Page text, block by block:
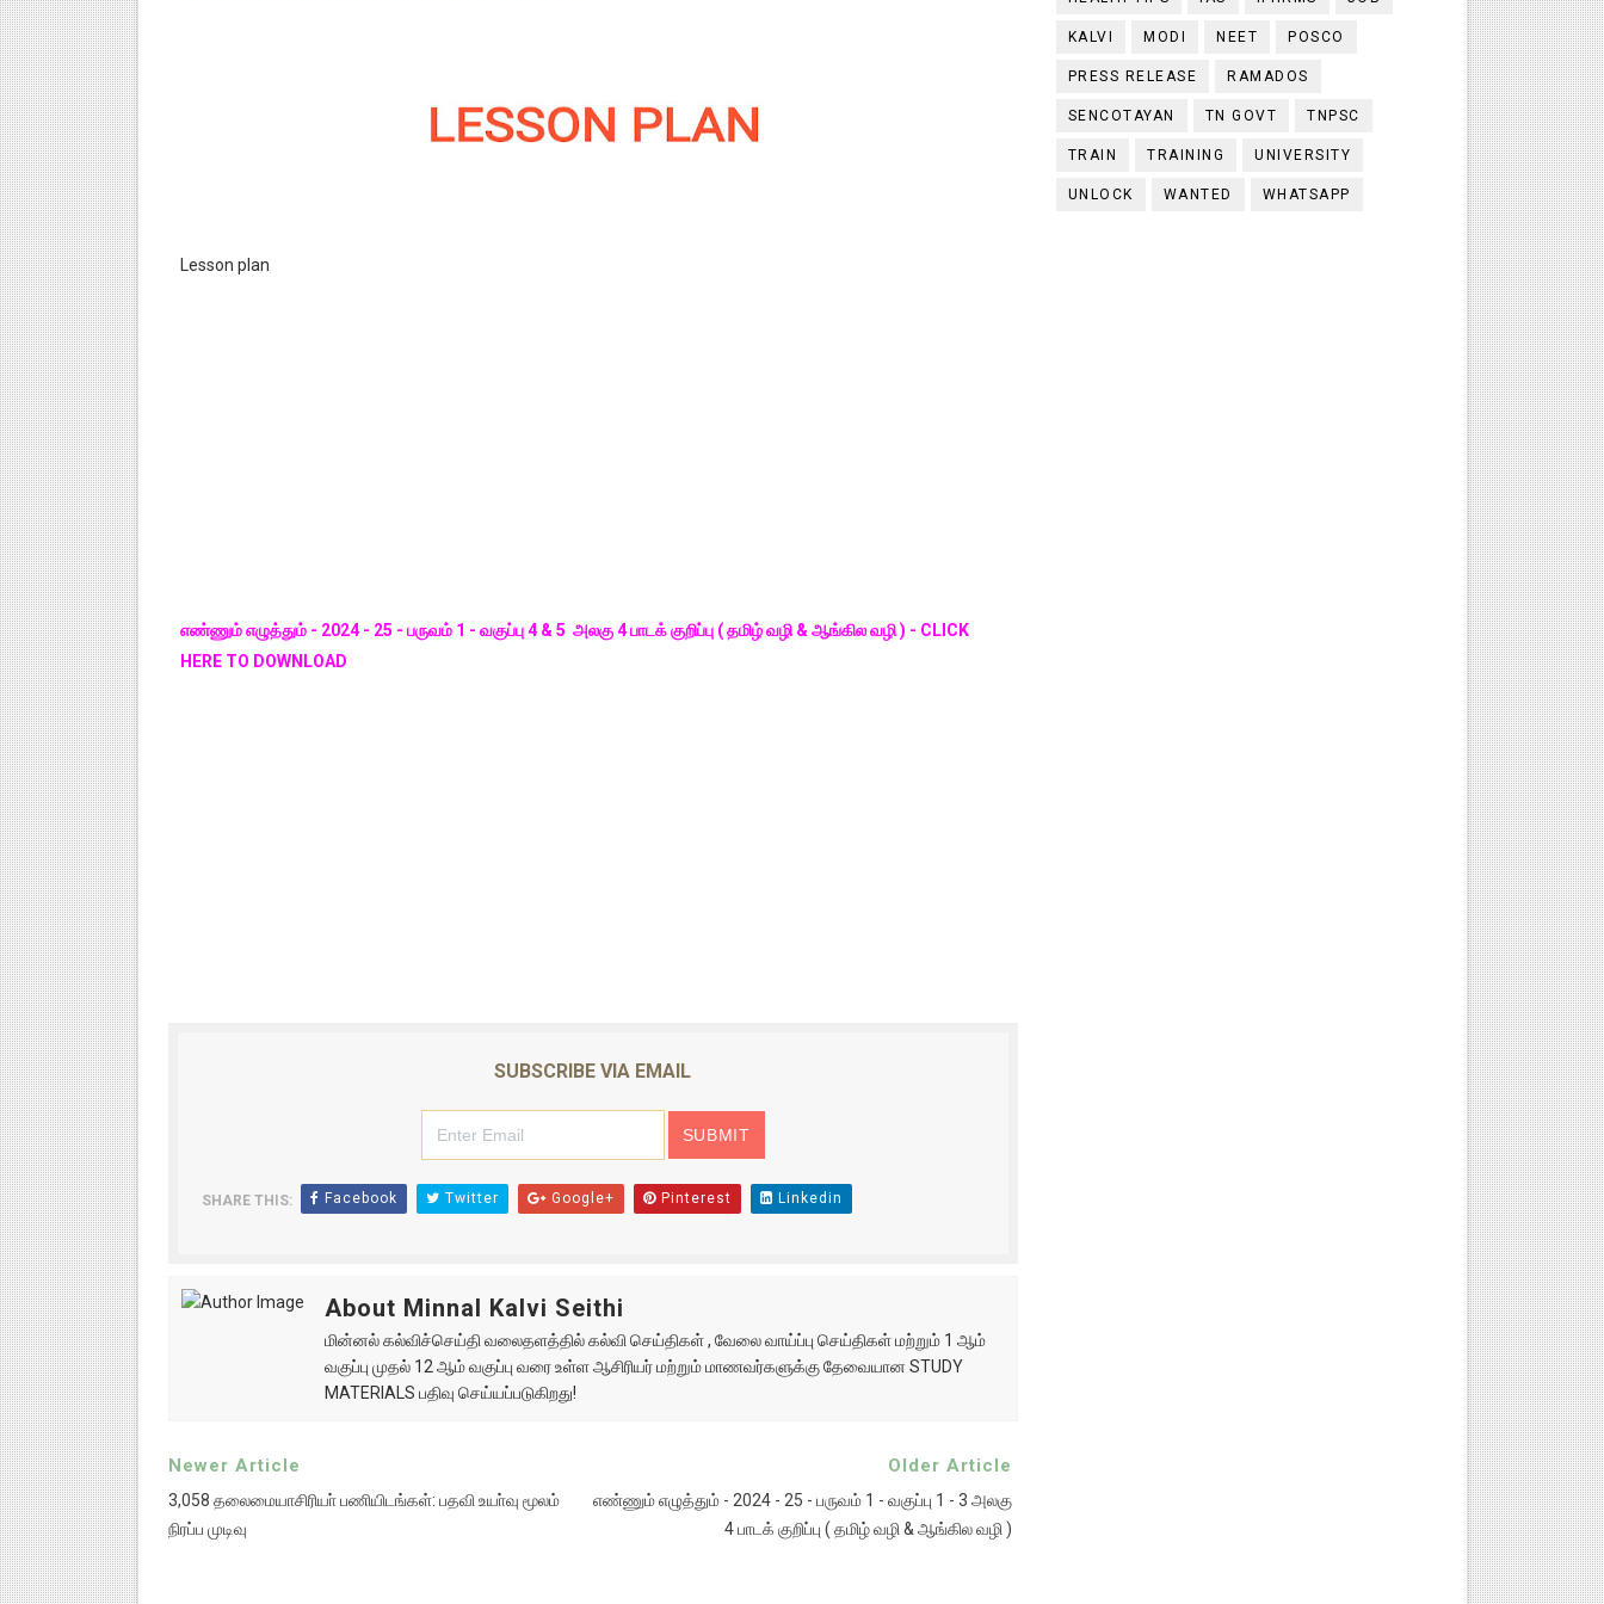
Lesson plan
எண்ணும் எழுத்தும் - 2024 - 25 - பருவம் 1 - வகுப்பு 4 & 5 அலகு 4 பாடக் குறிப்பு ( தமிழ் வழி & ஆங்கில வழி ) - CLICK
HERE TO DOWNLOAD
SUBSCRIBE VIA EMAIL
SHARE THIS: Facebook Twitter Google+ Pinterest Linkedin
About Minnal Kalvi Seithi
மின்னல் கல்விச்செய்தி வலைதளத்தில் கல்வி செய்திகள் , வேலை வாய்ப்பு செய்திகள் மற்றும் 1 ஆம்
வகுப்பு முதல் 12 ஆம் வகுப்பு வரை உள்ள ஆசிரியர் மற்றும் மாணவர்களுக்கு தேவையான STUDY
MATERIALS பதிவு செய்யப்படுகிறது!
Newer Article
3,058 தலைமையாசிரியா் பணியிடங்கள்: பதவி உயா்வு மூலம்
நிரப்ப முடிவு
Older Article
எண்ணும் எழுத்தும் - 2024 - 25 - பருவம் 1 - வகுப்பு 1 - 3 அலகு
4 பாடக் குறிப்பு ( தமிழ் வழி & ஆங்கில வழி )
KALVI MODI NEET POSCO
PRESS RELEASE RAMADOS
SENCOTAYAN TN GOVT TNPSC
TRAIN TRAINING UNIVERSITY
UNLOCK WANTED WHATSAPP